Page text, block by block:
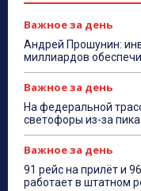
Важное за день
Андрей Прошунин:
миллиардов
Важное за день
На федеральной
светофоры из-за пика
Важное за день
91 рейс на прилёт и
работает в штатном